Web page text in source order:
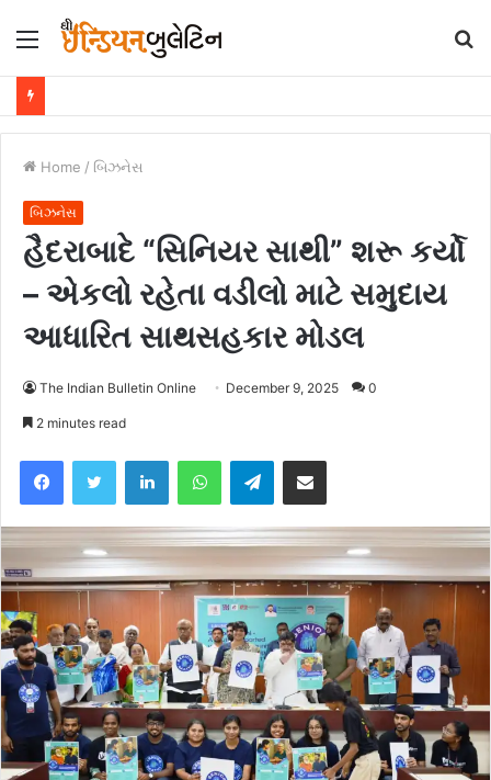
Menu
Home / બિઝનેસ
બિઝનેસ
હૈદરાબાદે “સિનિયર સાથી” શરૂ કર્યો
– એકલો રહેતા વડીલો માટે સમુદાય
આધારિત સાથસહકાર મોડલ
The Indian Bulletin Online December 9, 2025 0
2 minutes read
Telegram